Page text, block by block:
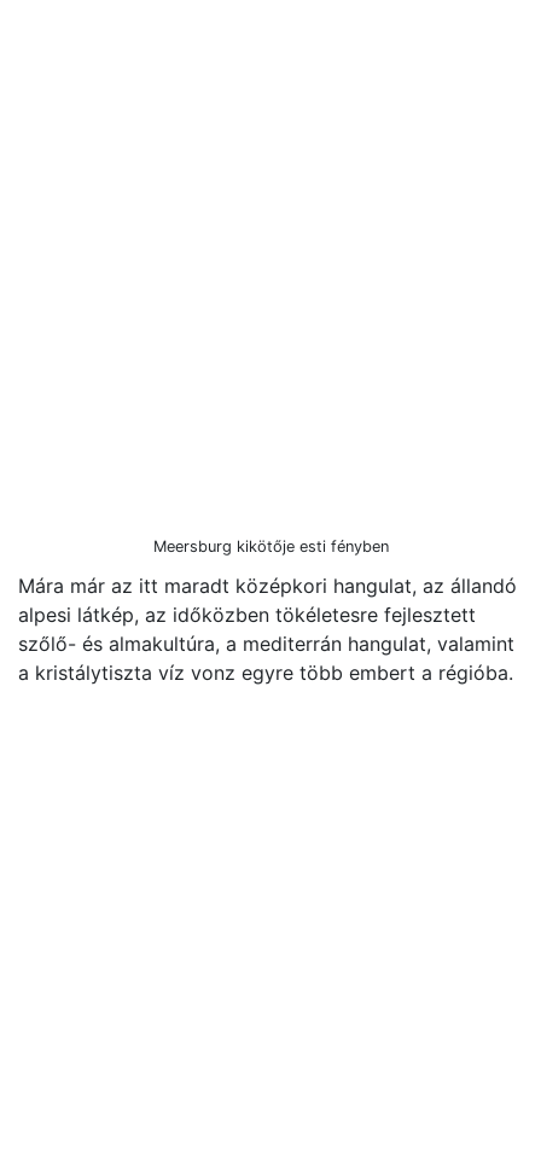
Meersburg kikötője esti fényben
Mára már az itt maradt középkori hangulat, az állandó
alpesi látkép, az időközben tökéletesre fejlesztett
szőlő- és almakultúra, a mediterrán hangulat, valamint
a kristálytiszta víz vonz egyre több embert a régióba.